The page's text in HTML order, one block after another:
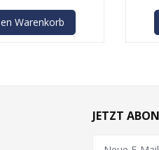
Warenkorb
JETZT